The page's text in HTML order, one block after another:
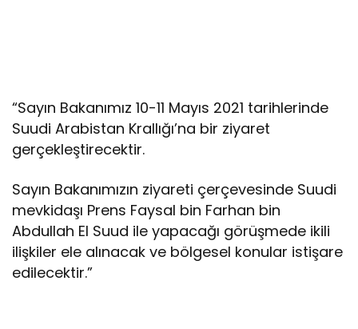
“Sayın Bakanımız 10-11 Mayıs 2021 tarihlerinde
Suudi Arabistan Krallığı’na bir ziyaret
gerçekleştirecektir.
Sayın Bakanımızın ziyareti çerçevesinde Suudi
mevkidaşı Prens Faysal bin Farhan bin
Abdullah El Suud ile yapacağı görüşmede ikili
ilişkiler ele alınacak ve bölgesel konular istişare
edilecektir.”